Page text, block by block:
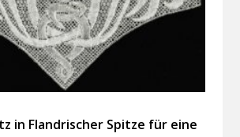
in Flandrischer Spitze für eine